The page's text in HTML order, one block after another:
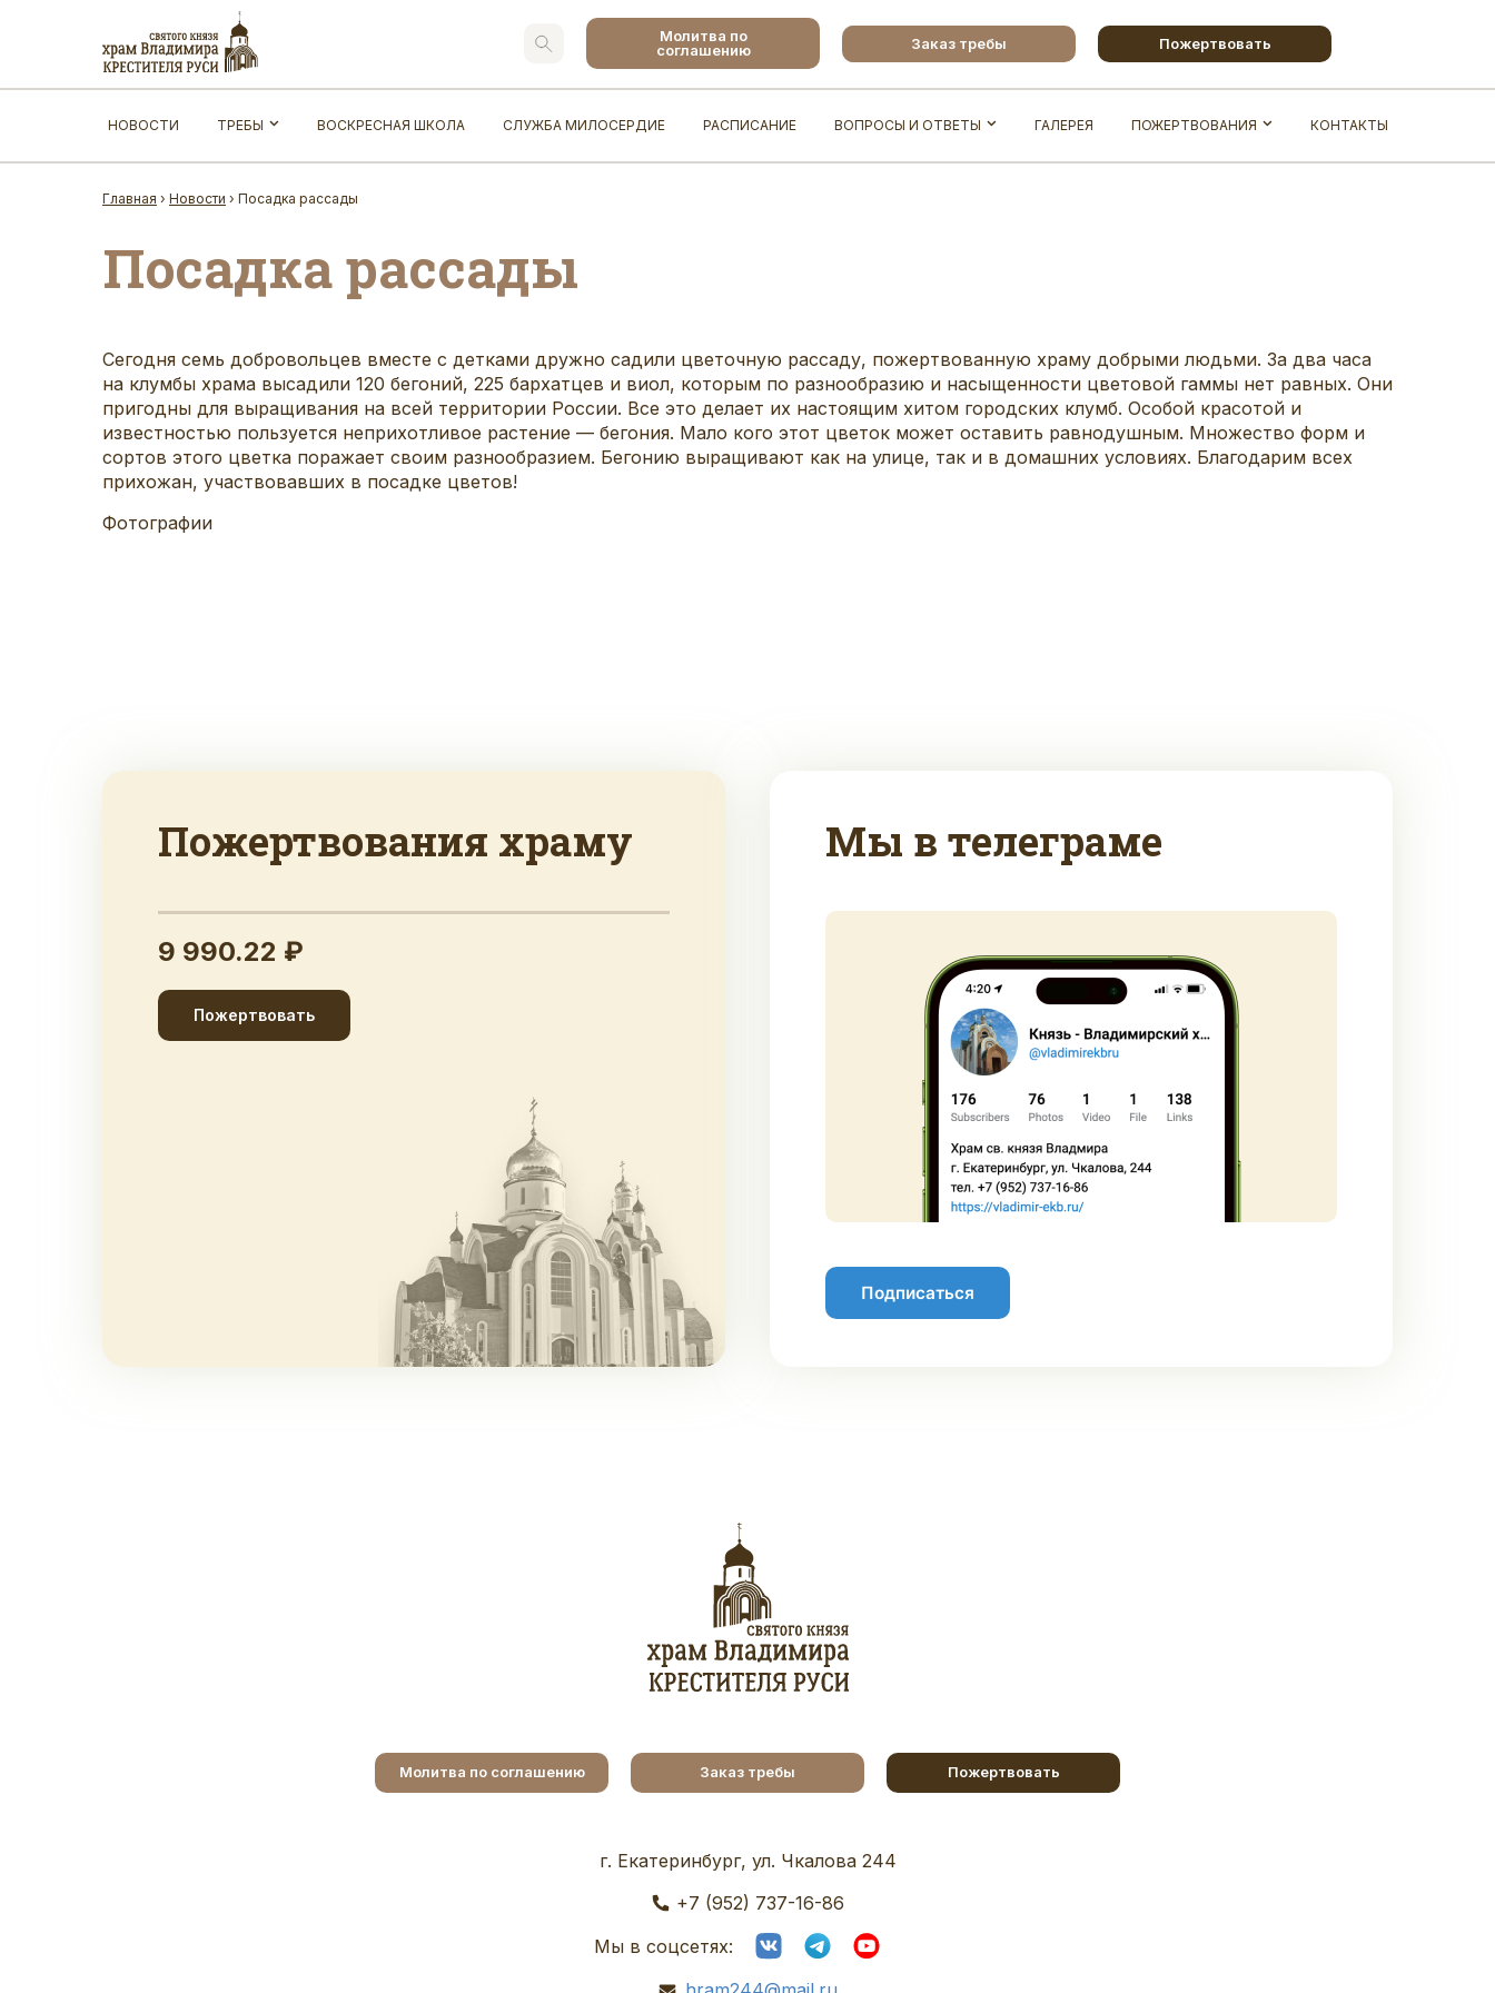
Молитва по
соглашению
Заказ требы Пожертвовать
НОВОСТИ ТРЕБЫ ВОСКРЕСНАЯ ШКОЛА СЛУЖБА МИЛОСЕРДИЕ РАСПИСАНИЕ ВОПРОСЫ И ОТВЕТЫ ГАЛЕРЕЯ ПОЖЕРТВОВАНИЯ КОНТАКТЫ
Главная › Новости › Посадка рассады
Посадка рассады
Сегодня семь добровольцев вместе с детками дружно садили цветочную рассаду, пожертвованную храму добрыми людьми. За два часа
на клумбы храма высадили 120 бегоний, 225 бархатцев и виол, которым по разнообразию и насыщенности цветовой гаммы нет равных. Они
пригодны для выращивания на всей территории России. Все это делает их настоящим хитом городских клумб. Особой красотой и
известностью пользуется неприхотливое растение — бегония. Мало кого этот цветок может оставить равнодушным. Множество форм и
сортов этого цветка поражает своим разнообразием. Бегонию выращивают как на улице, так и в домашних условиях. Благодарим всех
прихожан, участвовавших в посадке цветов!
Фотографии
Пожертвования храму
9 990.22 ₽
Пожертвовать
Мы в телеграме
Подписаться
Молитва по соглашению Заказ требы Пожертвовать
г. Екатеринбург, ул. Чкалова 244
+7 (952) 737-16-86
Мы в соцсетях: